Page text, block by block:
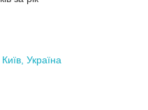
Україна